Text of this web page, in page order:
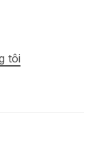
tôi